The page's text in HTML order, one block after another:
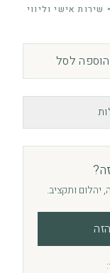
אישי וליווי
הוספה לסל
יהלום ותקציב.